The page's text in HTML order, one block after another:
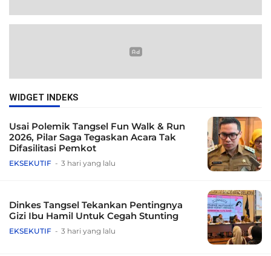
WIDGET INDEKS
Usai Polemik Tangsel Fun Walk & Run
2026, Pilar Saga Tegaskan Acara Tak
Difasilitasi Pemkot
EKSEKUTIF 3 hari yang lalu
Dinkes Tangsel Tekankan Pentingnya
Gizi Ibu Hamil Untuk Cegah Stunting
EKSEKUTIF 3 hari yang lalu